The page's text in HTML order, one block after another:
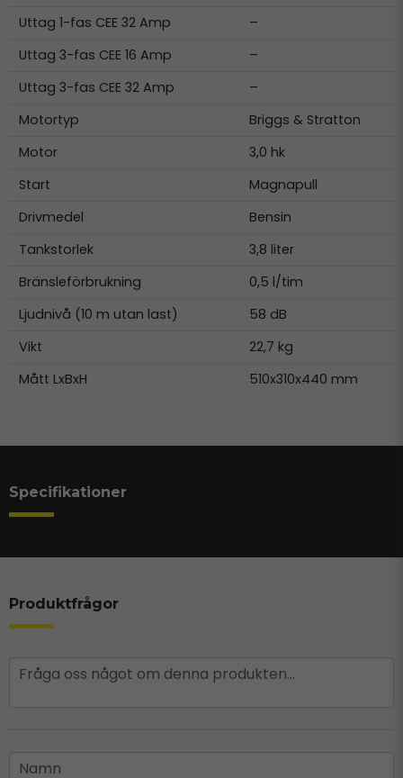
Uttag 1-fas CEE 32 Amp
–
Uttag 3-fas CEE 16 Amp
–
Uttag 3-fas CEE 32 Amp
–
Motortyp
Briggs & Stratton
Motor
3,0 hk
Start
Magnapull
Drivmedel
Bensin
Tankstorlek
3,8 liter
Bränsleförbrukning
0,5 l/tim
Ljudnivå (10 m utan last)
58 dB
Vikt
22,7 kg
Mått LxBxH
510x310x440 mm
Specifikationer
Produktfrågor
question
Fråga oss något om denna produkten...
name
Namn